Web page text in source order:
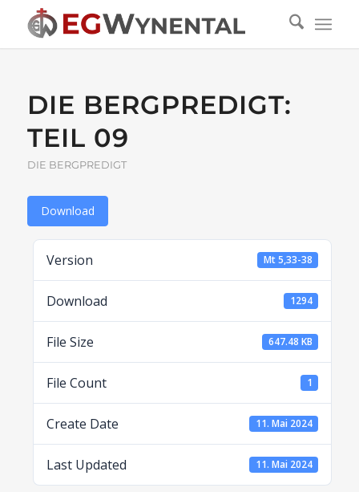
DIE BERGPREDIGT:
TEIL 09
DIE BERGPREDIGT
Download
Version Mt 5,33-38
Download 1294
File Size 647.48 KB
File Count 1
Create Date 11. Mai 2024
Last Updated 11. Mai 2024